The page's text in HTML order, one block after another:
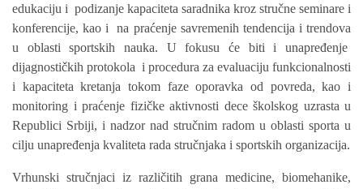
edukaciju i podizanje kapaciteta saradnika kroz stručne seminare i
konferencije, kao ina praćenjesavremenih tendencija i trendova
u oblasti sportskih nauka. U fokusu će biti i unapređenje
dijagnostičkih protokola i procedura za evaluaciju funkcionalnosti
i kapaciteta kretanja tokom faze oporavka od povreda, kao i
monitoring i praćenje fizičke aktivnosti dece školskog uzrasta u
Republici Srbiji, i nadzor nad stručnim radom u oblasti sporta u
cilju unapređenja kvaliteta rada stručnjaka i sportskih organizacija.
Vrhunski stručnjaci iz različitih grana medicine, biomehanike,